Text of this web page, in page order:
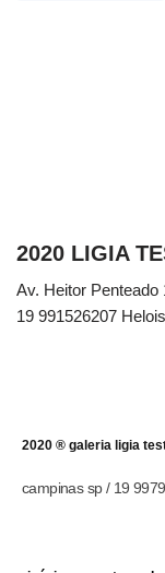
2020 LIGIA
Av. Heitor Penteado
19 991526207
2020 ® galeria ligia
campinas sp / 19